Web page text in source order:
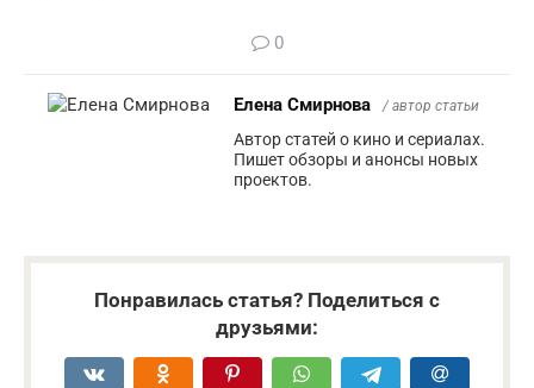
0
Елена Смирнова / автор статьи
Автор статей о кино и сериалах.
Пишет обзоры и анонсы новых
проектов.
Понравилась статья? Поделиться с
друзьями: